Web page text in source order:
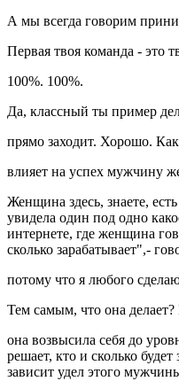
А мы всегда говорим
Первая твоя команда - это
100%. 100%.
Да, классный ты пример
прямо заходит. Хорошо.
влияет на успех мужчину
Женщина здесь, знаете,
увидела один под одно
интернете, где женщина
сколько зарабатывает",-
потому что я любого
Тем самым, что она
она возвысила себя до
решает, кто и сколько
зависит удел этого